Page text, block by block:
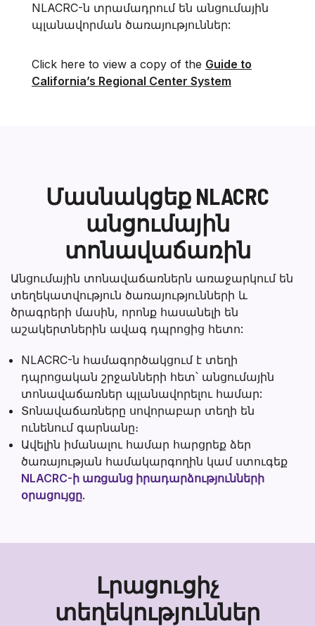
NLACRC-ն տրամադրում են անցումային
պլանավորման ծառայություններ:
Click here to view a copy of the Guide to
California’s Regional Center System
Մասնակցեք NLACRC
անցումային
տոնավաճառին
Անցումային տոնավաճառներն առաջարկում են
տեղեկատվություն ծառայությունների և
ծրագրերի մասին, որոնք հասանելի են
աշակերտներին ավագ դպրոցից հետո:
NLACRC-ն համագործակցում է տեղի
դպրոցական շրջանների հետ՝ անցումային
տոնավաճառներ պլանավորելու համար:
Տոնավաճառները սովորաբար տեղի են
ունենում գարնանը։
Ավելին իմանալու համար հարցրեք ձեր
ծառայության համակարգողին կամ ստուգեք
NLACRC-ի առցանց իրադարձությունների
օրացույցը.
Լրացուցիչ
տեղեկություններ